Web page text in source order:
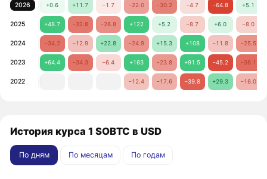
2026 +0.6 +11.7 −1.7 −22.0 −30.2 −4.7 −64.8 +5.1
2025 +48.7 −32.8 −26.8 +122 +5.2 −8.7 +6.0 −8.0
2024 −34.2 −12.9 +22.8 −24.9 +15.3 +108 −11.8 −25.5
2023 +64.4 −34.3 −6.4 +163 −23.8 +91.5 −45.2 −36.1
2022 −12.4 −17.6 −39.8 +29.3 −16.0
История курса 1 SOBTC в USD
По дням По месяцам По годам